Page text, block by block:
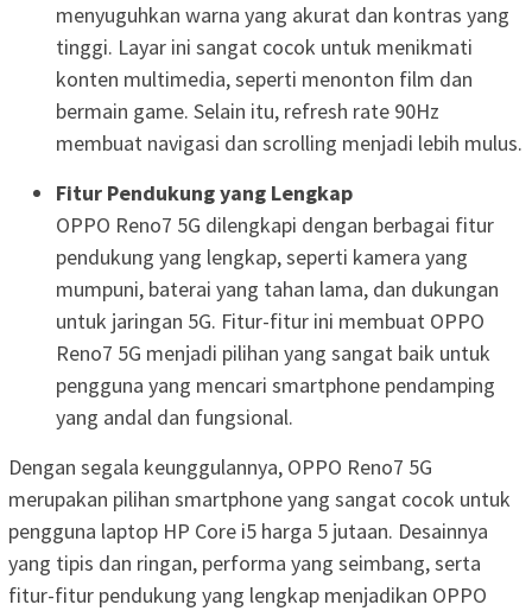
menyuguhkan warna yang akurat dan kontras yang
tinggi. Layar ini sangat cocok untuk menikmati
konten multimedia, seperti menonton film dan
bermain game. Selain itu, refresh rate 90Hz
membuat navigasi dan scrolling menjadi lebih mulus.
Fitur Pendukung yang Lengkap
OPPO Reno7 5G dilengkapi dengan berbagai fitur
pendukung yang lengkap, seperti kamera yang
mumpuni, baterai yang tahan lama, dan dukungan
untuk jaringan 5G. Fitur-fitur ini membuat OPPO
Reno7 5G menjadi pilihan yang sangat baik untuk
pengguna yang mencari smartphone pendamping
yang andal dan fungsional.
Dengan segala keunggulannya, OPPO Reno7 5G
merupakan pilihan smartphone yang sangat cocok untuk
pengguna laptop HP Core i5 harga 5 jutaan. Desainnya
yang tipis dan ringan, performa yang seimbang, serta
fitur-fitur pendukung yang lengkap menjadikan OPPO